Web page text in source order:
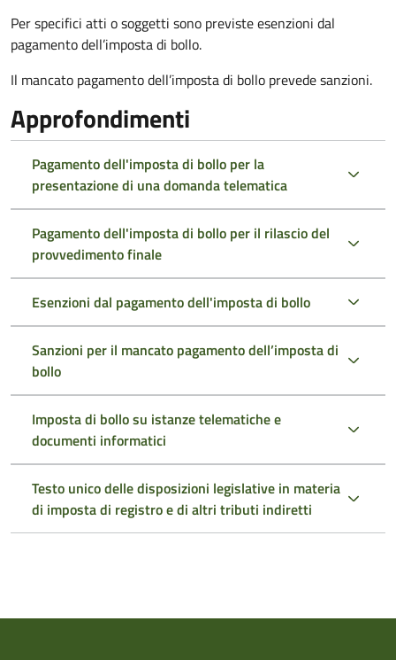
Per specifici atti o soggetti sono previste esenzioni dal
pagamento dell’imposta di bollo.
Il mancato pagamento dell’imposta di bollo prevede sanzioni.
Approfondimenti
Pagamento dell'imposta di bollo per la
presentazione di una domanda telematica
Pagamento dell'imposta di bollo per il rilascio del
provvedimento finale
Esenzioni dal pagamento dell'imposta di bollo
Sanzioni per il mancato pagamento dell’imposta di
bollo
Imposta di bollo su istanze telematiche e
documenti informatici
Testo unico delle disposizioni legislative in materia
di imposta di registro e di altri tributi indiretti